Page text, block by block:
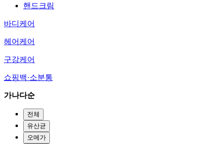
핸드크림
바디케어
헤어케어
구강케어
쇼핑백·소분통
가나다순
전체
유산균
오메가